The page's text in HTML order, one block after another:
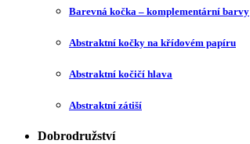
Barevná kočka – komplementární barvy
Abstraktní kočky na křídovém papíru
Abstraktní kočičí hlava
Abstraktní zátiší
Dobrodružství